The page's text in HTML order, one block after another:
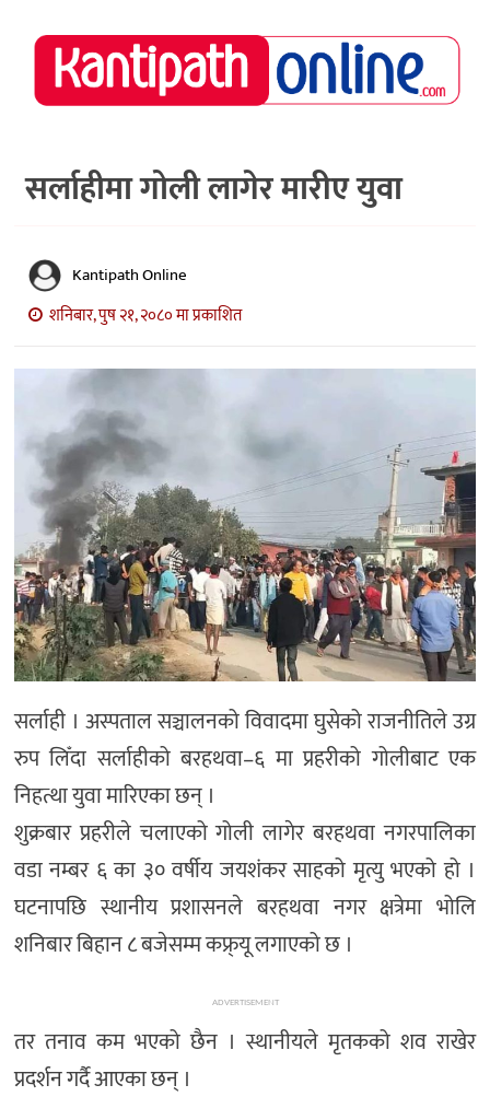
राष्ट्रिय
समाचार
नेपाल
पर्यटन
मनोरञ्जन
खेलकुद
अन्तर्वार्ता/
विचार
अन्तर्राष्ट्रिय/
प्रवास
भिडियो
राशिफल
English
सर्लाहीमा गोली लागेर मारीए युवा
Kantipath Online
शनिबार, पुष २१, २०८० मा प्रकाशित
सर्लाही । अस्पताल सञ्चालनको विवादमा घुसेको राजनीतिले उग्र
रुप लिँदा सर्लाहीको बरहथवा–६ मा प्रहरीको गोलीबाट एक
निहत्था युवा मारिएका छन् ।
शुक्रबार प्रहरीले चलाएको गोली लागेर बरहथवा नगरपालिका
वडा नम्बर ६ का ३० वर्षीय जयशंकर साहको मृत्यु भएको हो ।
घटनापछि स्थानीय प्रशासनले बरहथवा नगर क्षत्रेमा भोलि
शनिबार बिहान ८ बजेसम्म कफ्र्यू लगाएको छ ।
ADVERTISEMENT
तर तनाव कम भएको छैन । स्थानीयले मृतकको शव राखेर
प्रदर्शन गर्दै आएका छन् ।